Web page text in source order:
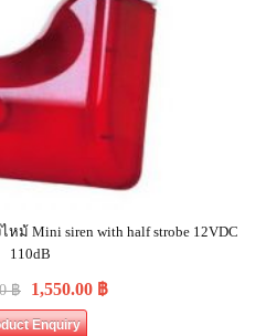
Mini siren with half strobe 12VDC
110dB
฿ 1,550.00 ฿
Enquiry